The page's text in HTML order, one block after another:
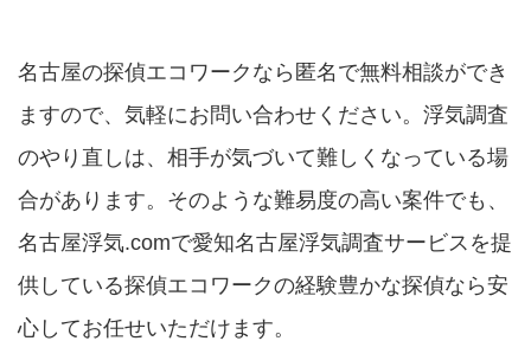
名古屋の探偵エコワークなら匿名で無料相談ができ
ますので、気軽にお問い合わせください。浮気調査
のやり直しは、相手が気づいて難しくなっている場
合があります。そのような難易度の高い案件でも、
名古屋浮気.comで愛知名古屋浮気調査サービスを提
供している探偵エコワークの経験豊かな探偵なら安
心してお任せいただけます。